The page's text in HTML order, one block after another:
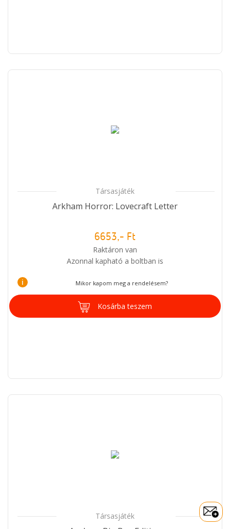
Társasjáték
Arkham Horror: Lovecraft Letter
6653,- Ft
Raktáron van
Azonnal kapható a boltban is
i Mikor kapom meg a rendelésem?
Kosárba teszem
Társasjáték